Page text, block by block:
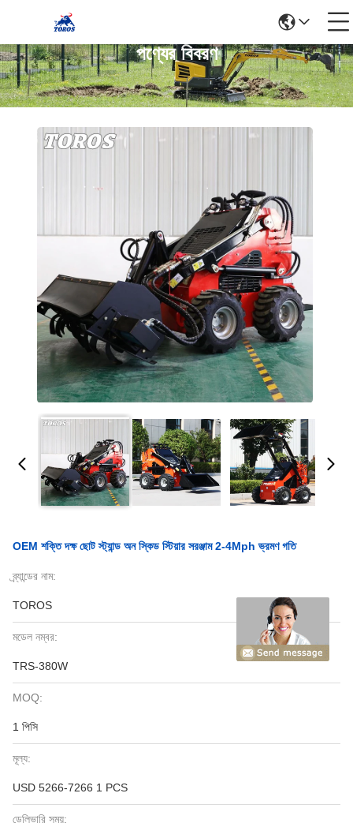
পণ্যের বিবরণ
OEM শক্তি দক্ষ ছোট স্ট্যান্ড অন স্কিড স্টিয়ার সরঞ্জাম 2-4Mph ভ্রমণ গতি
ব্র্যান্ডের নাম:
TOROS
মডেল নম্বর:
TRS-380W
MOQ:
1 পিসি
মূল্য:
USD 5266-7266 1 PCS
ডেলিভারি সময়: